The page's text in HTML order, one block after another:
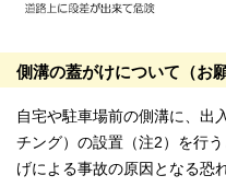
側溝の蓋がけについて（お願
自宅や駐車場前の側溝に、出
チング）の設置（注2）を行
げによる事故の原因となる恐